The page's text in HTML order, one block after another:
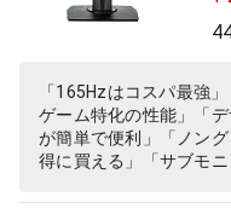
「165Hzはコスパ最強
ゲーム特化の性能」「
が簡単で便利」「ノン
得に買える」「サブモニ